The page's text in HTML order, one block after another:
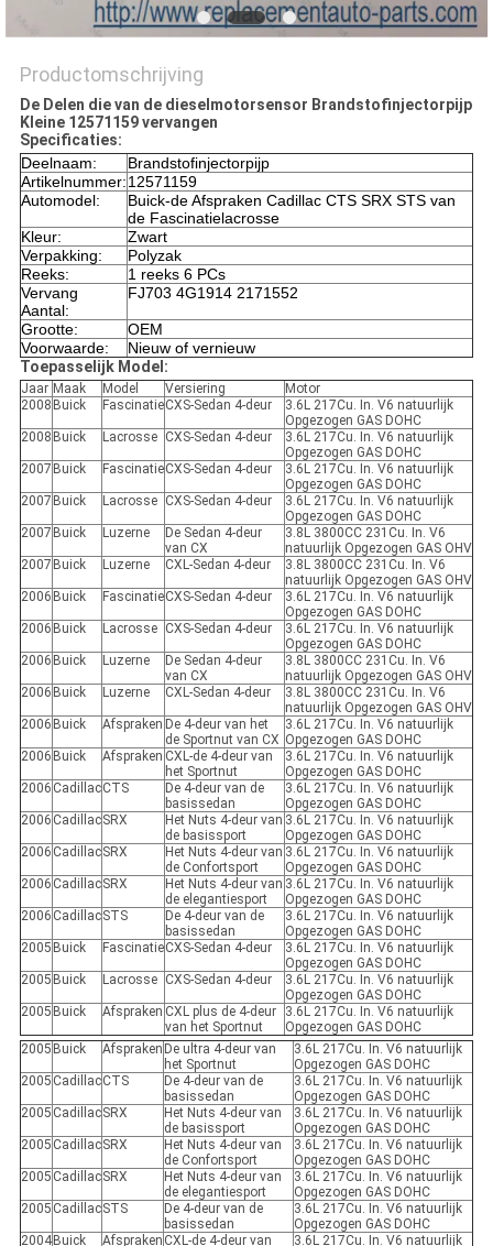
Productomschrijving
De Delen die van de dieselmotorsensor Brandstofinjectorpijp
Kleine 12571159 vervangen
Specificaties:
Deelnaam:
Brandstofinjectorpijp
Artikelnummer:12571159
Automodel:
Buick-de Afspraken Cadillac CTS SRX STS van
de Fascinatielacrosse
Kleur:
Zwart
Verpakking:
Polyzak
Reeks:
1 reeks 6 PCs
Vervang
Aantal:
FJ703 4G1914 2171552
Grootte:
OEM
Voorwaarde:
Nieuw of vernieuw
Toepasselijk Model:
Jaar Maak Model Versiering
Motor
2008 Buick FascinatieCXS-Sedan 4-deur
3.6L 217Cu. In. V6 natuurlijk
Opgezogen GAS DOHC
2008 Buick Lacrosse CXS-Sedan 4-deur
3.6L 217Cu. In. V6 natuurlijk
Opgezogen GAS DOHC
2007 Buick FascinatieCXS-Sedan 4-deur
3.6L 217Cu. In. V6 natuurlijk
Opgezogen GAS DOHC
2007 Buick Lacrosse CXS-Sedan 4-deur
3.6L 217Cu. In. V6 natuurlijk
Opgezogen GAS DOHC
2007 Buick Luzerne
De Sedan 4-deur
van CX
3.8L 3800CC 231Cu. In. V6
natuurlijk Opgezogen GAS OHV
2007 Buick Luzerne CXL-Sedan 4-deur
3.8L 3800CC 231Cu. In. V6
natuurlijk Opgezogen GAS OHV
2006 Buick FascinatieCXS-Sedan 4-deur
3.6L 217Cu. In. V6 natuurlijk
Opgezogen GAS DOHC
2006 Buick Lacrosse CXS-Sedan 4-deur
3.6L 217Cu. In. V6 natuurlijk
Opgezogen GAS DOHC
2006 Buick Luzerne
De Sedan 4-deur
van CX
3.8L 3800CC 231Cu. In. V6
natuurlijk Opgezogen GAS OHV
2006 Buick Luzerne CXL-Sedan 4-deur
3.8L 3800CC 231Cu. In. V6
natuurlijk Opgezogen GAS OHV
2006 Buick Afspraken De 4-deur van het
de Sportnut van CX
3.6L 217Cu. In. V6 natuurlijk
Opgezogen GAS DOHC
2006 Buick Afspraken CXL-de 4-deur van
het Sportnut
3.6L 217Cu. In. V6 natuurlijk
Opgezogen GAS DOHC
2006 CadillacCTS
De 4-deur van de
basissedan
3.6L 217Cu. In. V6 natuurlijk
Opgezogen GAS DOHC
2006 CadillacSRX
Het Nuts 4-deur van
de basissport
3.6L 217Cu. In. V6 natuurlijk
Opgezogen GAS DOHC
2006 CadillacSRX
Het Nuts 4-deur van
de Confortsport
3.6L 217Cu. In. V6 natuurlijk
Opgezogen GAS DOHC
2006 CadillacSRX
Het Nuts 4-deur van
de elegantiesport
3.6L 217Cu. In. V6 natuurlijk
Opgezogen GAS DOHC
2006 CadillacSTS
De 4-deur van de
basissedan
3.6L 217Cu. In. V6 natuurlijk
Opgezogen GAS DOHC
2005 Buick FascinatieCXS-Sedan 4-deur
3.6L 217Cu. In. V6 natuurlijk
Opgezogen GAS DOHC
2005 Buick Lacrosse CXS-Sedan 4-deur
3.6L 217Cu. In. V6 natuurlijk
Opgezogen GAS DOHC
2005 Buick Afspraken CXL plus de 4-deur
van het Sportnut
3.6L 217Cu. In. V6 natuurlijk
Opgezogen GAS DOHC
2005 Buick Afspraken De ultra 4-deur van
het Sportnut
3.6L 217Cu. In. V6 natuurlijk
Opgezogen GAS DOHC
2005 CadillacCTS
De 4-deur van de
basissedan
3.6L 217Cu. In. V6 natuurlijk
Opgezogen GAS DOHC
2005 CadillacSRX
Het Nuts 4-deur van
de basissport
3.6L 217Cu. In. V6 natuurlijk
Opgezogen GAS DOHC
2005 CadillacSRX
Het Nuts 4-deur van
de Confortsport
3.6L 217Cu. In. V6 natuurlijk
Opgezogen GAS DOHC
2005 CadillacSRX
Het Nuts 4-deur van
de elegantiesport
3.6L 217Cu. In. V6 natuurlijk
Opgezogen GAS DOHC
2005 CadillacSTS
De 4-deur van de
basissedan
3.6L 217Cu. In. V6 natuurlijk
Opgezogen GAS DOHC
2004 Buick Afspraken CXL-de 4-deur van 3.6L 217Cu. In. V6 natuurlijk